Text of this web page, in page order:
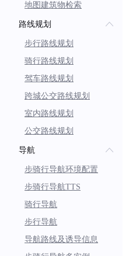
地图建筑物检索
路线规划
步行路线规划
骑行路线规划
驾车路线规划
跨城公交路线规划
室内路线规划
公交路线规划
导航
步骑行导航环境配置
步骑行导航TTS
骑行导航
步行导航
导航路线及诱导信息